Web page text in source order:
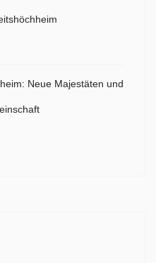
Neue Majestäten und